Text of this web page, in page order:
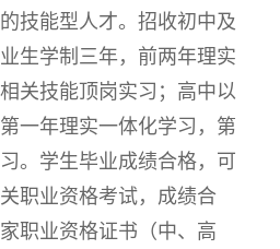
技能型人才。招收初中及
生学制三年，前两年理实
关技能顶岗实习；高中以
一年理实一体化学习，第
。学生毕业成绩合格，可
职业资格考试，成绩合
职业资格证书（中、高